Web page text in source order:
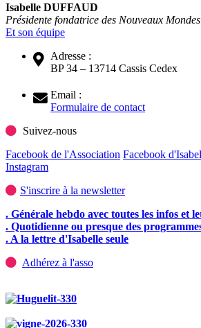
Isabelle DUFFAUD
Présidente fondatrice des Nouveaux Mondes
Et son équipe
Adresse :
BP 34 – 13714 Cassis Cedex
Email :
Formulaire de contact
Suivez-nous
Facebook de l'Association Facebook
Instagram
S'inscrire à la newsletter
. Générale hebdo avec toutes les infos et
. Quotidienne ou presque des
. A la lettre d'Isabelle seule
Adhérez à l'asso